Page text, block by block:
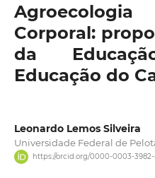
Corporal:
da
Educação do
Leonardo Lemos Silveira
Universidade Federal de
https://orcid.org/0000-0003-